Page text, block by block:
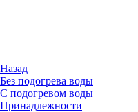
Назад
Без подогрева воды
С подогревом воды
Принадлежности